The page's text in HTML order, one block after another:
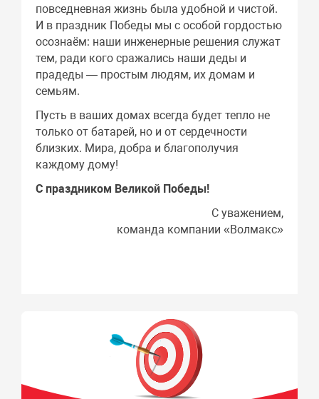
повседневная жизнь была удобной и чистой.
И в праздник Победы мы с особой гордостью
осознаём: наши инженерные решения служат
тем, ради кого сражались наши деды и
прадеды — простым людям, их домам и
семьям.
Пусть в ваших домах всегда будет тепло не
только от батарей, но и от сердечности
близких. Мира, добра и благополучия
каждому дому!
С праздником Великой Победы!
С уважением,
команда компании «Волмакс»